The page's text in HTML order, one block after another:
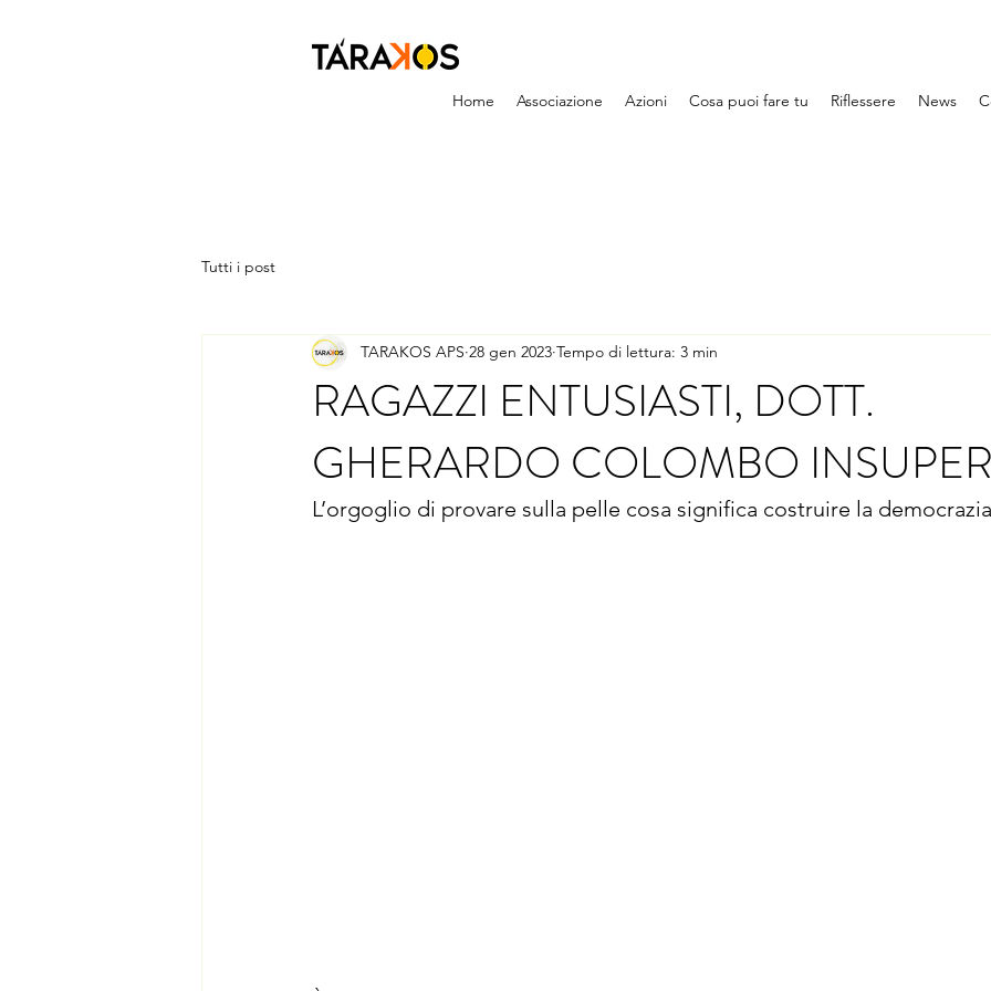
Home Associazione Azioni Cosa puoi fare tu Riflessere News
Tutti i post
RAGAZZI ENTUSIASTI, DOTT.
GHERARDO COLOMBO
TARAKOS APS 28 gen 2023 Tempo di lettura: 3 min
L’orgoglio di provare sulla pelle cosa significa costruire la democrazia